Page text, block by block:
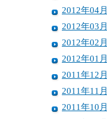
2012年04月
2012年03月
2012年02月
2012年01月
2011年12月
2011年11月
2011年10月